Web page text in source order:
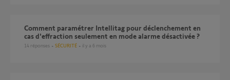
Comment paramétrer Intellitag pour déclenchement en
cas d'effraction seulement en mode alarme désactivée ?
14 réponses SÉCURITÉ il y a 6 mois